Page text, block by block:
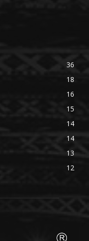
36
18
16
15
14
14
13
12